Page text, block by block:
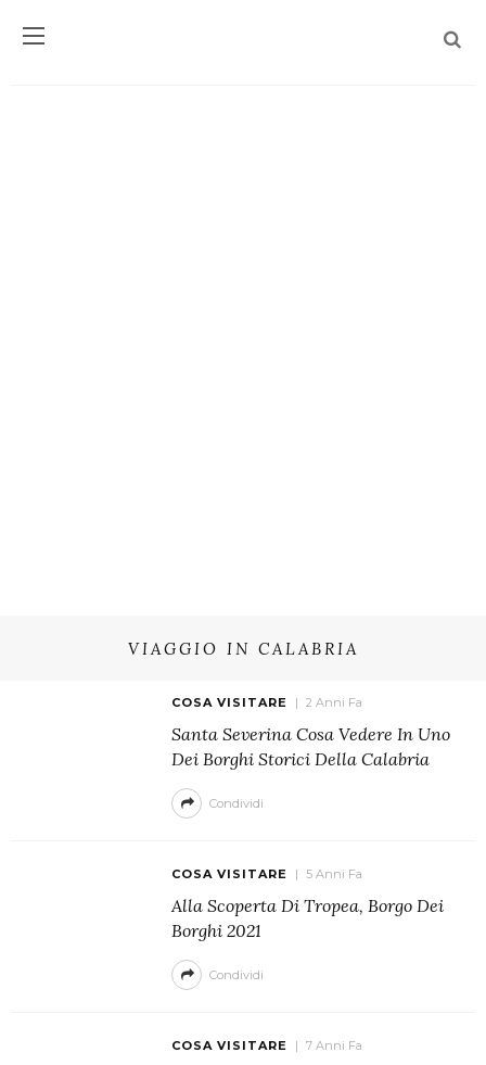
VIAGGIO IN CALABRIA
COSA VISITARE 2 Anni Fa
Santa Severina Cosa Vedere In Uno
Dei Borghi Storici Della Calabria
Condividi
COSA VISITARE 5 Anni Fa
Alla Scoperta Di Tropea, Borgo Dei
Borghi 2021
Condividi
COSA VISITARE 7 Anni Fa